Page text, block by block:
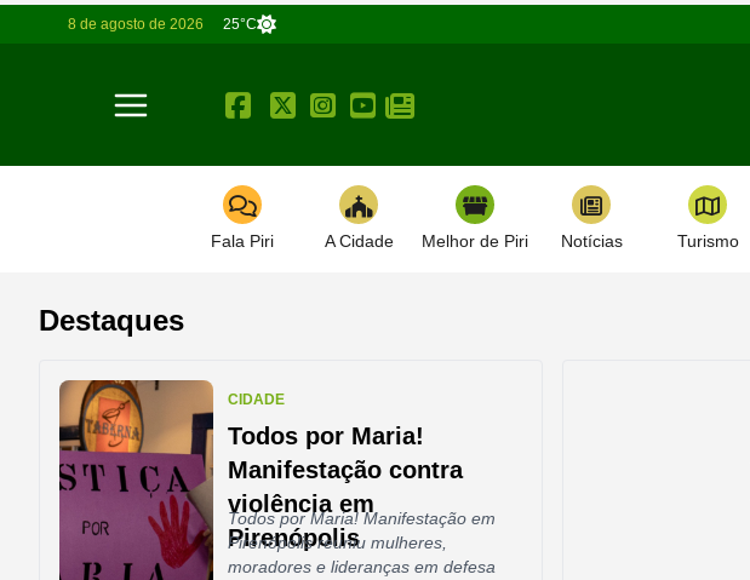
8 de agosto de 2026 25°C
Toggle navigation
Fala Piri A Cidade Melhor de Piri Notícias Turismo
Destaques
CIDADE
Todos por Maria!
Manifestação contra
violência em
Pirenópolis
Todos por Maria! Manifestação em
Pirenópolis reuniu mulheres,
moradores e lideranças em defesa